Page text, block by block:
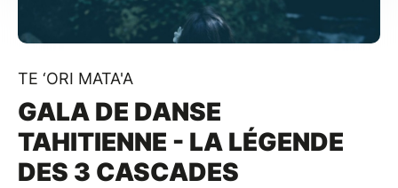
TE ‘ORI MATA'A
GALA DE DANSE
TAHITIENNE - LA LÉGENDE
DES 3 CASCADES